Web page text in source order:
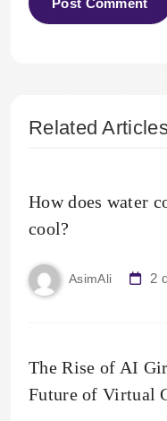
Related
How does water
cool?
AsimAli 2
The Rise of AI
Future of Virtual